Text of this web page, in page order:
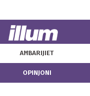
AĦBARIJIET
OPINJONI